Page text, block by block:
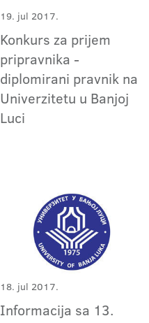
19. jul 2017.
Konkurs za prijem
pripravnika -
diplomirani pravnik na
Univerzitetu u Banjoj
Luci
18. jul 2017.
Informacija sa 13.